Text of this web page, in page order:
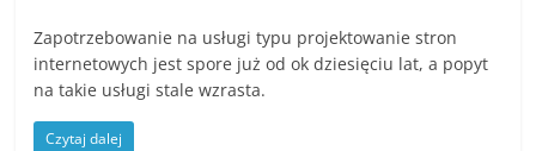
r
e
n
Zapotrzebowanie na usługi typu projektowanie stron
internetowych jest spore już od ok dziesięciu lat, a popyt
na takie usługi stale wzrasta.
Czytaj dalej